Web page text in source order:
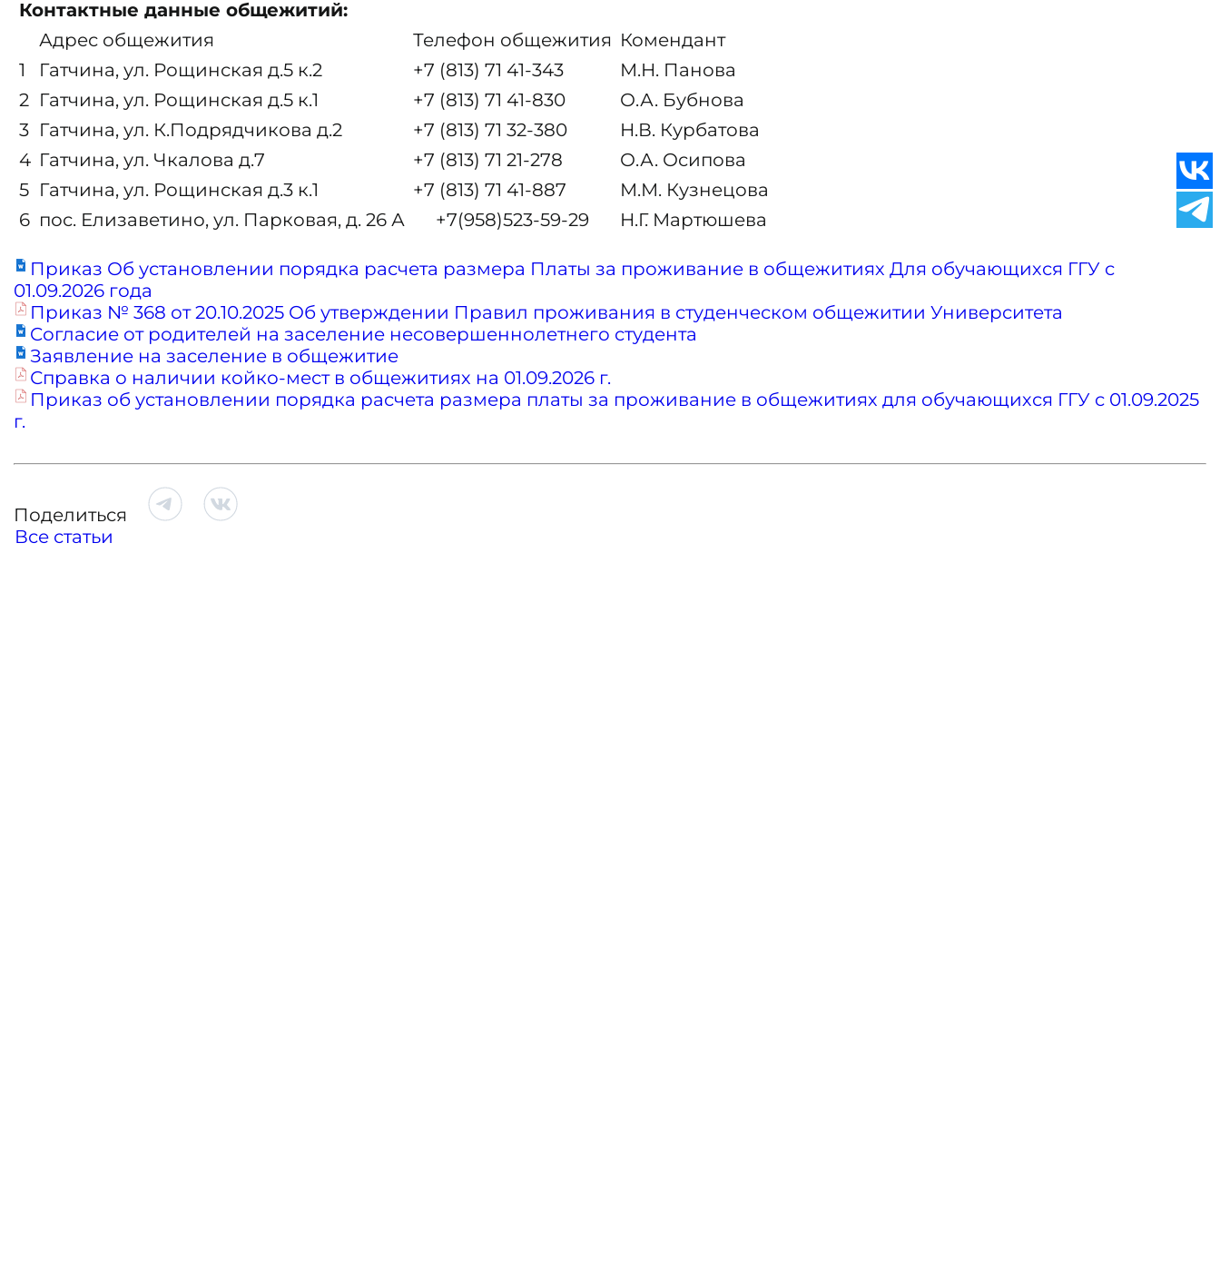
Контактные данные общежитий:
Адрес общежития
Телефон общежития Комендант
1
Гатчина, ул. Рощинская д.5 к.2 +7 (813) 71 41-343
М.Н. Панова
2 Гатчина, ул. Рощинская д.5 к.1 +7 (813) 71 41-830
О.А. Бубнова
3 Гатчина, ул. К.Подрядчикова д.2 +7 (813) 71 32-380
Н.В. Курбатова
4 Гатчина, ул. Чкалова д.7 +7 (813) 71 21-278
О.А. Осипова
5 Гатчина, ул. Рощинская д.3 к.1 +7 (813) 71 41-887
М.М. Кузнецова
6 пос. Елизаветино, ул. Парковая, д. 26 А +7(958)523-59-29 Н.Г. Мартюшева
Приказ Об установлении порядка расчета размера Платы за проживание в общежитиях Для обучающихся ГГУ с
01.09.2026 года
Приказ № 368 от 20.10.2025 Об утверждении Правил проживания в студенческом общежитии Университета
Cогласие от родителей на заселение несовершеннолетнего студента
Заявление на заселение в общежитие
Справка о наличии койко-мест в общежитиях на 01.09.2026 г.
Приказ об установлении порядка расчета размера платы за проживание в общежитиях для обучающихся ГГУ с 01.09.2025
г.
Поделиться
Все статьи